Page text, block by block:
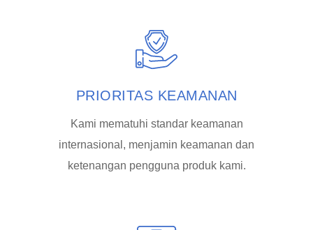
PRIORITAS KEAMANAN
Kami mematuhi standar keamanan
internasional, menjamin keamanan dan
ketenangan pengguna produk kami.